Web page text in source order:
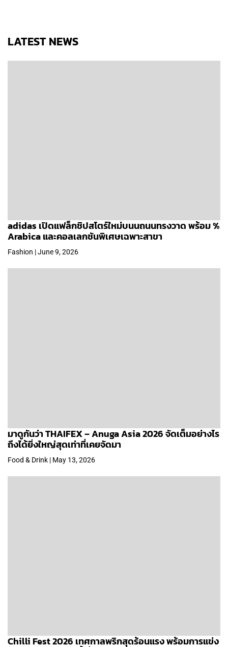
LATEST NEWS
adidas เปิดแฟล็กชิปสโตร์ใหม่บนนถนนทรงวาด พร้อม %
Arabica และคอลเลกชันพิเศษเฉพาะสาขา
Fashion | June 9, 2026
มาดูกันว่า THAIFEX – Anuga Asia 2026 จัดเต็มอย่างไร
ถึงได้ยิ่งใหญ่สุดเท่าที่เคยจัดมา
Food & Drink | May 13, 2026
Chilli Fest 2026 เทศกาลพริกสุดร้อนแรง พร้อมการแข่ง